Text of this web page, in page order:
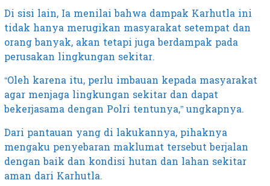
Di sisi lain, Ia menilai bahwa dampak Karhutla ini
tidak hanya merugikan masyarakat setempat dan
orang banyak, akan tetapi juga berdampak pada
perusakan lingkungan sekitar.
“Oleh karena itu, perlu imbauan kepada masyarakat
agar menjaga lingkungan sekitar dan dapat
bekerjasama dengan Polri tentunya,” ungkapnya.
Dari pantauan yang di lakukannya, pihaknya
mengaku penyebaran maklumat tersebut berjalan
dengan baik dan kondisi hutan dan lahan sekitar
aman dari Karhutla.